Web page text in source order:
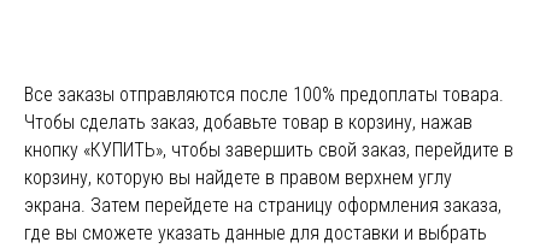
Все заказы отправляются после 100% предоплаты товара.
Чтобы сделать заказ, добавьте товар в корзину, нажав
кнопку «КУПИТЬ», чтобы завершить свой заказ, перейдите в
корзину, которую вы найдете в правом верхнем углу
экрана. Затем перейдете на страницу оформления заказа,
где вы сможете указать данные для доставки и выбрать